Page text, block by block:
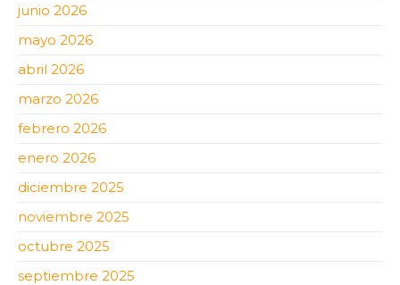
junio 2026
mayo 2026
abril 2026
marzo 2026
febrero 2026
enero 2026
diciembre 2025
noviembre 2025
octubre 2025
septiembre 2025